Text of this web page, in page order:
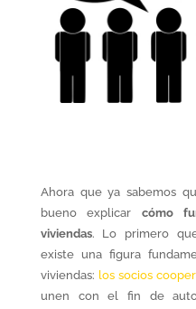
Ahora que ya sabemos
bueno explicar cómo
viviendas. Lo primero
existe una figura
viviendas: los socios
unen con el fin de